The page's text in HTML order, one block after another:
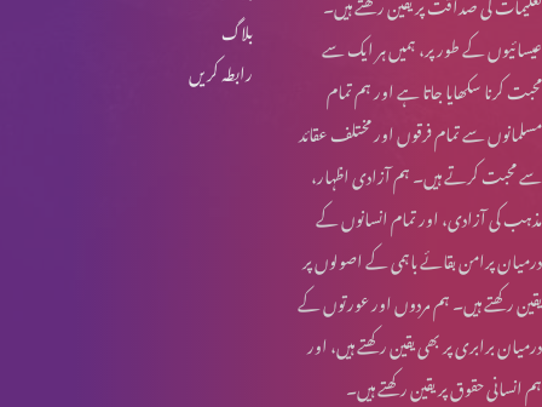
جسمانی خواحیشات
ہمیشہ آزمایش کے لیے تیار رہیں
خدا کی خوشنودی
بلاگ
رابطہ کریں
عیسائیوں کے طور پر، ہمیں ہر ایک سے
محبت کرنا سکھایا جاتا ہے اور ہم تمام
مسلمانوں سے تمام فرقوں اور مختلف عقائد
سے محبت کرتے ہیں۔ ہم آزادی اظہار،
مذہب کی آزادی، اور تمام انسانوں کے
درمیان پرامن بقائے باہمی کے اصولوں پر
یقین رکھتے ہیں۔ ہم مردوں اور عورتوں کے
درمیان برابری پر بھی یقین رکھتے ہیں، اور
ہم انسانی حقوق پر یقین رکھتے ہیں۔